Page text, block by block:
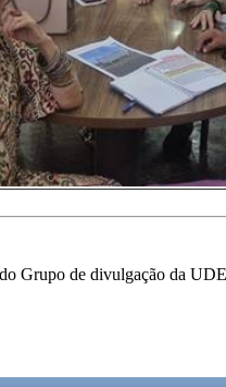
Grupo de divulgação da